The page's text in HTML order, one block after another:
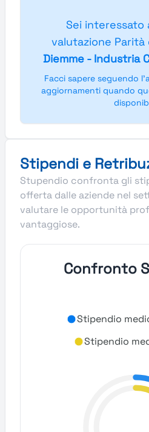
Sei interessato
valutazione Parità
Diemme - Industria
Facci sapere seguendo
aggiornamenti quando
Stipendi e
Stupendio confronta gli
offerta dalle aziende nel
valutare le opportunità
vantaggiose.
Confronto
Stipendio
Stipendio